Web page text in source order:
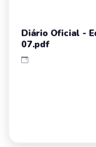
Diário Oficial -
07.pdf